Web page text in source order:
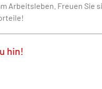
Arbeitsleben. Freuen Sie
hin!